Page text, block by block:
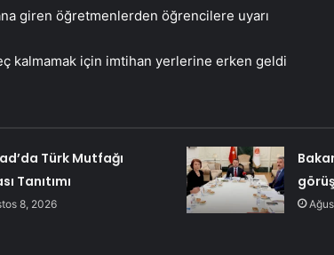
giren öğretmenlerden öğrencilere uyarı
kalmamak için imtihan yerlerine erken geldi
Türk Mutfağı
Tanıtımı
8, 2026